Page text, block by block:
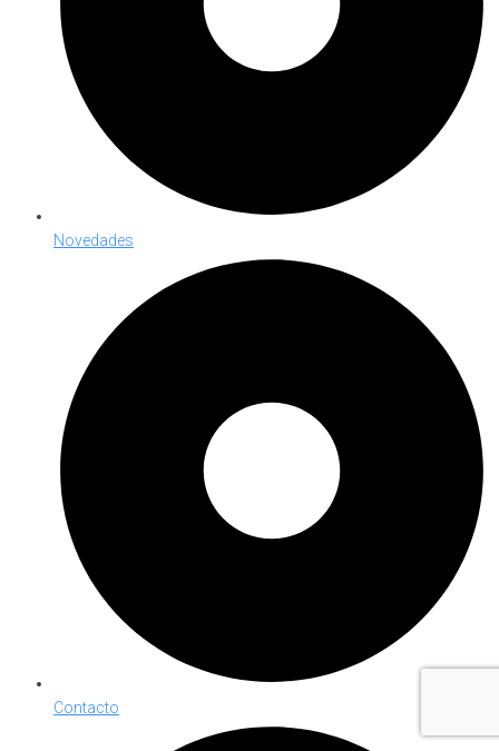
Novedades
Contacto